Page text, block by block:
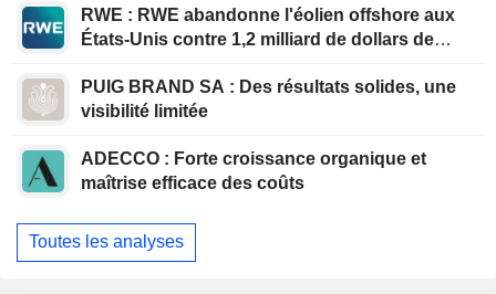
RWE : RWE abandonne l'éolien offshore aux
États-Unis contre 1,2 milliard de dollars de
PUIG BRAND SA : Des résultats solides, une
visibilité limitée
ADECCO : Forte croissance organique et
maîtrise efficace des coûts
Toutes les analyses